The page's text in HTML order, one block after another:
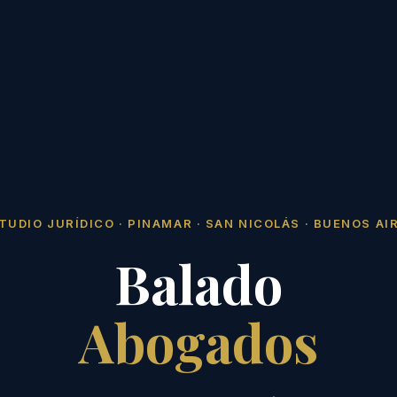
JURÍDICO · PINAMAR · SAN NICOLÁS · BUENOS
Balado
Abogados